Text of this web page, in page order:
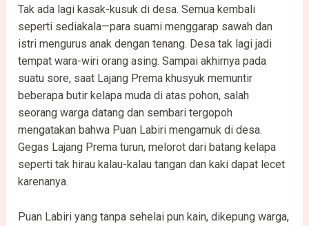
Tak ada lagi kasak-kusuk di desa. Semua kembali
seperti sediakala—para suami menggarap sawah dan
istri mengurus anak dengan tenang. Desa tak lagi jadi
tempat wara-wiri orang asing. Sampai akhirnya pada
suatu sore, saat Lajang Prema khusyuk memuntir
beberapa butir kelapa muda di atas pohon, salah
seorang warga datang dan sembari tergopoh
mengatakan bahwa Puan Labiri mengamuk di desa.
Gegas Lajang Prema turun, melorot dari batang kelapa
seperti tak hirau kalau-kalau tangan dan kaki dapat lecet
karenanya.
Puan Labiri yang tanpa sehelai pun kain, dikepung warga,